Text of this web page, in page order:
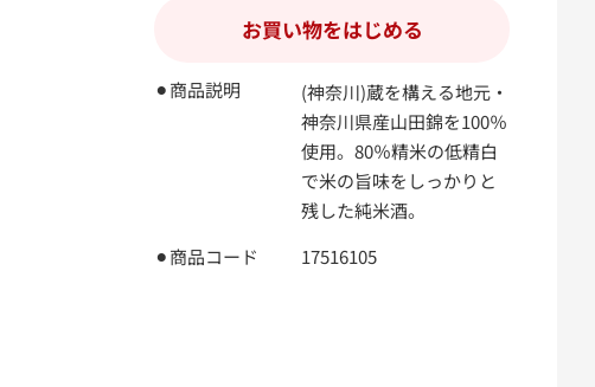
⚫︎商品説明
(神奈川)蔵を構える地元・
神奈川県産山田錦を100％
使用。80％精米の低精白
で米の旨味をしっかりと
残した純米酒。
⚫︎商品コード 17516105
お買い物をはじめる